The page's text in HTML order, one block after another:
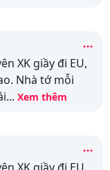
XK giầy đi EU,
Nhà tớ mỗi
... Xem thêm